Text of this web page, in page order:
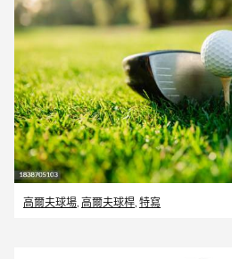
高爾夫球場, 高爾夫球桿, 特寫